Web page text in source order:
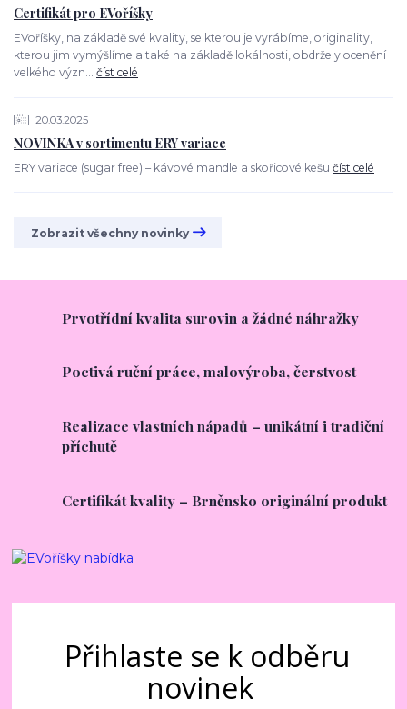
Certifikát pro EVoříšky
EVoříšky, na základě své kvality, se kterou je vyrábíme, originality,
kterou jim vymýšlíme a také na základě lokálnosti, obdržely ocenění
velkého význ... číst celé
20.03.2025
NOVINKA v sortimentu ERY variace
ERY variace (sugar free) – kávové mandle a skořicové kešu číst celé
Zobrazit všechny novinky
Prvotřídní kvalita surovin a žádné náhražky
Poctivá ruční práce, malovýroba, čerstvost
Realizace vlastních nápadů – unikátní i tradiční
příchutě
Certifikát kvality – Brněnsko originální produkt
Přihlaste se k odběru
novinek